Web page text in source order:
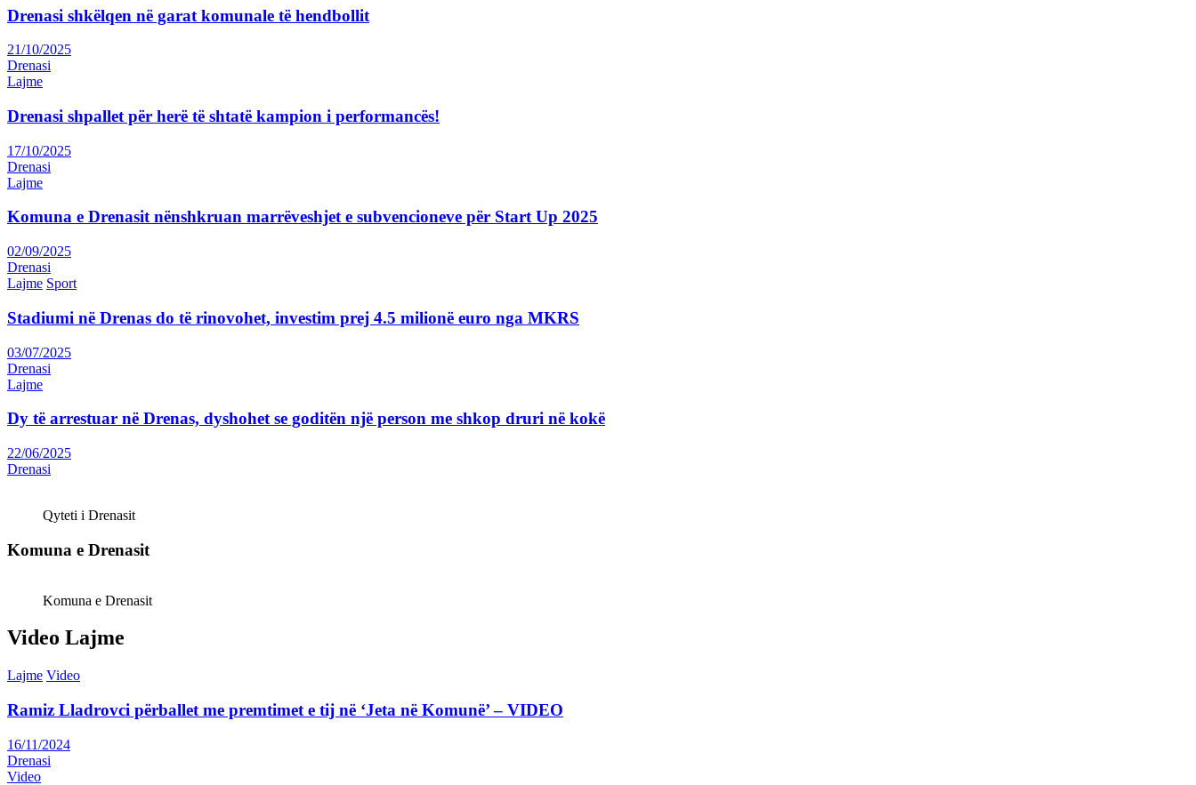
Drenasi shkëlqen në garat komunale të hendbollit
21/10/2025
Drenasi
Lajme
Drenasi shpallet për herë të shtatë kampion i performancës!
17/10/2025
Drenasi
Lajme
Komuna e Drenasit nënshkruan marrëveshjet e subvencioneve për Start Up 2025
02/09/2025
Drenasi
Lajme Sport
Stadiumi në Drenas do të rinovohet, investim prej 4.5 milionë euro nga MKRS
03/07/2025
Drenasi
Lajme
Dy të arrestuar në Drenas, dyshohet se goditën një person me shkop druri në kokë
22/06/2025
Drenasi
Qyteti i Drenasit
Komuna e Drenasit
Komuna e Drenasit
Video Lajme
Lajme Video
Ramiz Lladrovci përballet me premtimet e tij në ‘Jeta në Komunë’ – VIDEO
16/11/2024
Drenasi
Video